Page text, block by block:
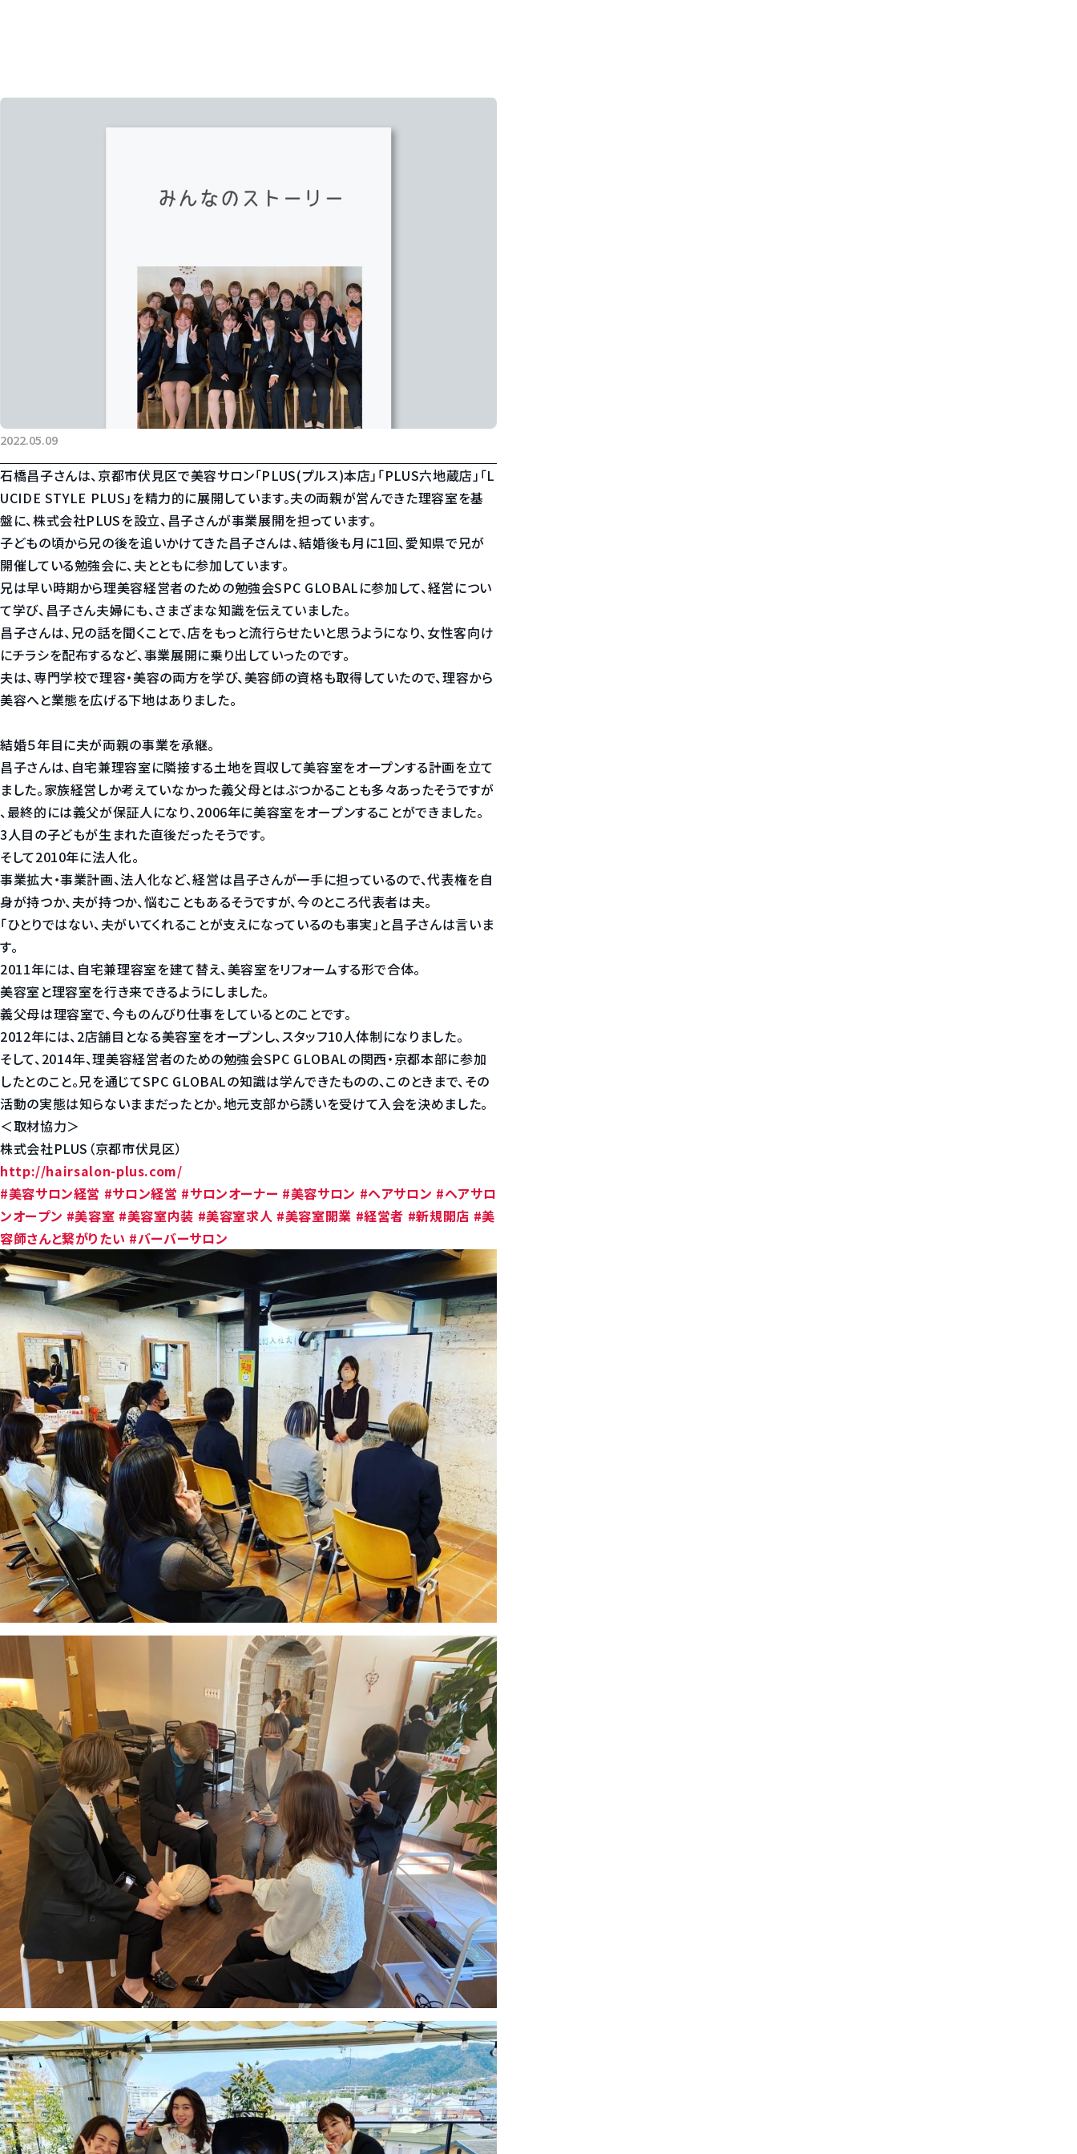
2022.05.09
石橋昌子さんは、京都市伏見区で美容サロン「PLUS(プルス)本店」「PLUS六地蔵店」「L
UCIDE STYLE PLUS」を精力的に展開しています。夫の両親が営んできた理容室を基
盤に、株式会社PLUSを設立、昌子さんが事業展開を担っています。
子どもの頃から兄の後を追いかけてきた昌子さんは、結婚後も月に1回、愛知県で兄が
開催している勉強会に、夫とともに参加しています。
兄は早い時期から理美容経営者のための勉強会SPC GLOBALに参加して、経営につい
て学び、昌子さん夫婦にも、さまざまな知識を伝えていました。
昌子さんは、兄の話を聞くことで、店をもっと流行らせたいと思うようになり、女性客向け
にチラシを配布するなど、事業展開に乗り出していったのです。
夫は、専門学校で理容・美容の両方を学び、美容師の資格も取得していたので、理容から
美容へと業態を広げる下地はありました。
結婚５年目に夫が両親の事業を承継。
昌子さんは、自宅兼理容室に隣接する土地を買収して美容室をオープンする計画を立て
ました。家族経営しか考えていなかった義父母とはぶつかることも多々あったそうですが
、最終的には義父が保証人になり、2006年に美容室をオープンすることができました。
3人目の子どもが生まれた直後だったそうです。
そして2010年に法人化。
事業拡大・事業計画、法人化など、経営は昌子さんが一手に担っているので、代表権を自
身が持つか、夫が持つか、悩むこともあるそうですが、今のところ代表者は夫。
「ひとりではない、夫がいてくれることが支えになっているのも事実」と昌子さんは言いま
す。
2011年には、自宅兼理容室を建て替え、美容室をリフォームする形で合体。
美容室と理容室を行き来できるようにしました。
義父母は理容室で、今ものんびり仕事をしているとのことです。
2012年には、2店舗目となる美容室をオープンし、スタッフ10人体制になりました。
そして、2014年、理美容経営者のための勉強会SPC GLOBALの関西・京都本部に参加
したとのこと。兄を通じてSPC GLOBALの知識は学んできたものの、このときまで、その
活動の実態は知らないままだったとか。地元支部から誘いを受けて入会を決めました。
＜取材協力＞
株式会社PLUS（京都市伏見区）
http://hairsalon-plus.com/
#美容サロン経営 #サロン経営 #サロンオーナー #美容サロン #ヘアサロン #ヘアサロ
ンオープン #美容室 #美容室内装 #美容室求人 #美容室開業 #経営者 #新規開店 #美
容師さんと繋がりたい #バーバーサロン